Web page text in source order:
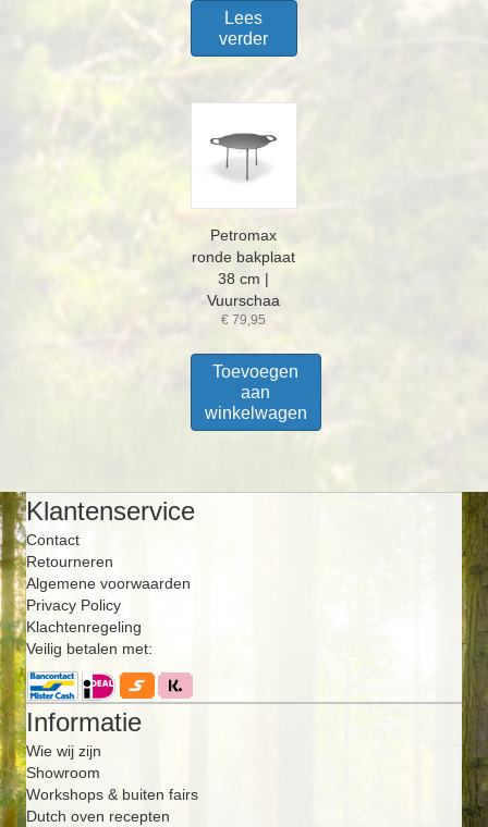
Lees
verder
Petromax
ronde bakplaat
38 cm |
Vuurschaa
€ 79,95
Toevoegen
aan
winkelwagen
Klantenservice
Contact
Retourneren
Algemene voorwaarden
Privacy Policy
Klachtenregeling
Veilig betalen met:
Informatie
Wie wij zijn
Showroom
Workshops & buiten fairs
Dutch oven recepten